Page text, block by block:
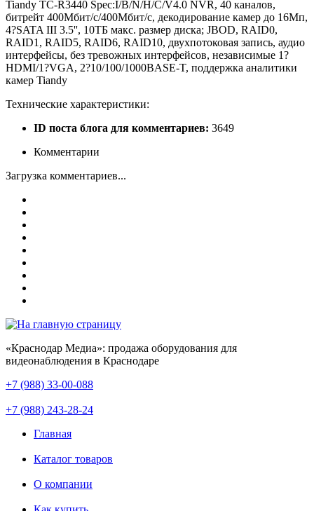
Tiandy TC-R3440 Spec:I/B/N/H/C/V4.0 NVR, 40 каналов,
битрейт 400Мбит/с/400Мбит/с, декодирование камер до 16Мп,
4?SATA III 3.5'', 10ТБ макс. размер диска; JBOD, RAID0,
RAID1, RAID5, RAID6, RAID10, двухпотоковая запись, аудио
интерфейсы, без тревожных интерфейсов, независимые 1?
HDMI/1?VGA, 2?10/100/1000BASE-T, поддержка аналитики
камер Tiandy
Технические характеристики:
ID поста блога для комментариев: 3649
Комментарии
Загрузка комментариев...
«Краснодар Медиа»: продажа оборудования для
видеонаблюдения в Краснодаре
+7 (988) 33-00-088
+7 (988) 243-28-24
Главная
Каталог товаров
О компании